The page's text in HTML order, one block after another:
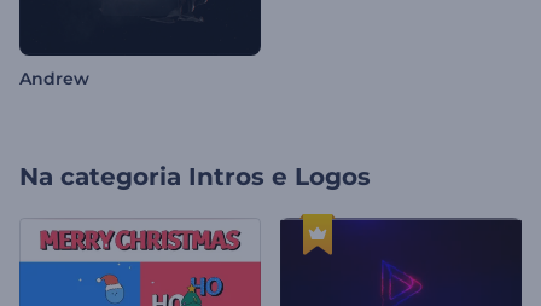
Andrew
Na categoria Intros e Logos